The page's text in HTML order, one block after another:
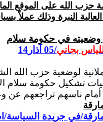
الله على الموقع
النبرة وذلك عملاً
وضعيته في حكومة سلام
بجاني/05 آذار14
لوضعية حزب
تشكيل حكومة سلام
ناسهم تراجعهم عن
في جريدة السياسة/